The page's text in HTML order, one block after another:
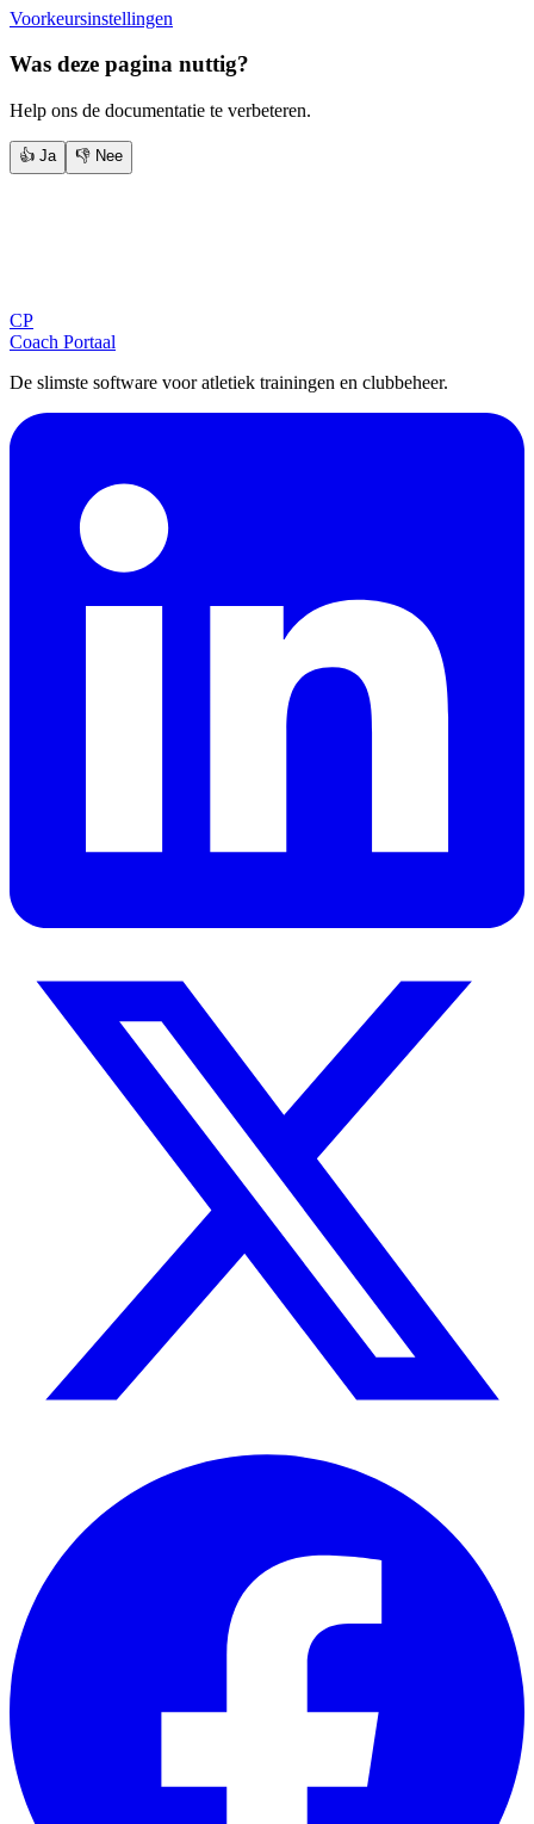
Voorkeursinstellingen
Was deze pagina nuttig?
Help ons de documentatie te verbeteren.
👍 Ja 👎 Nee
CP
Coach Portaal
De slimste software voor atletiek trainingen en clubbeheer.